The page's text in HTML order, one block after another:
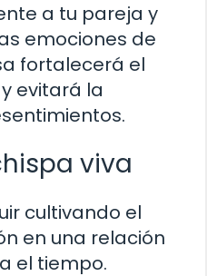
a tu pareja y
emociones de
fortalecerá el
evitará la
viva
cultivando el
en una relación
el tiempo.